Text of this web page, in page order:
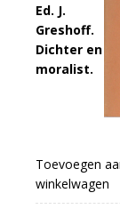
Ed. J.
Greshoff.
Dichter en
moralist.
Toevoegen
winkelwagen